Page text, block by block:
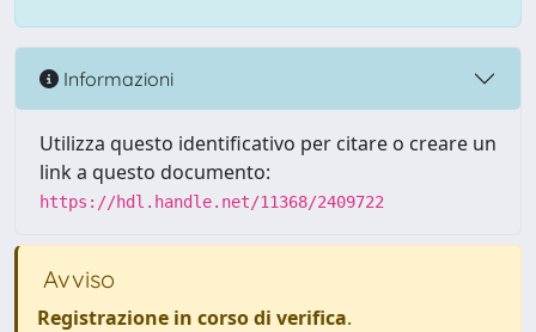
Informazioni
Utilizza questo identificativo per citare o creare un
link a questo documento:
https://hdl.handle.net/11368/2409722
Avviso
Registrazione in corso di verifica.